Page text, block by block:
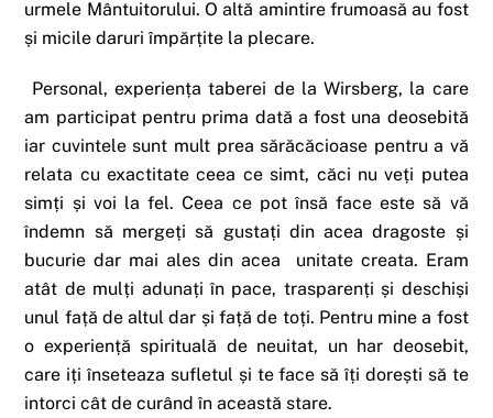
urmele Mântuitorului. O altă amintire frumoasă au fost
și micile daruri împărțite la plecare.
Personal, experiența taberei de la Wirsberg, la care
am participat pentru prima dată a fost una deosebită
iar cuvintele sunt mult prea sărăcăcioase pentru a vă
relata cu exactitate ceea ce simt, căci nu veți putea
simți și voi la fel. Ceea ce pot însă face este să vă
îndemn să mergeți să gustați din acea dragoste și
bucurie dar mai ales din acea unitate creata. Eram
atât de mulți adunați în pace, trasparenți și deschiși
unul față de altul dar și față de toți. Pentru mine a fost
o experiență spirituală de neuitat, un har deosebit,
care iți înseteaza sufletul și te face să îți dorești să te
intorci cât de curând în această stare.